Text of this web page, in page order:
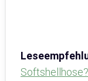
Softshellhose?